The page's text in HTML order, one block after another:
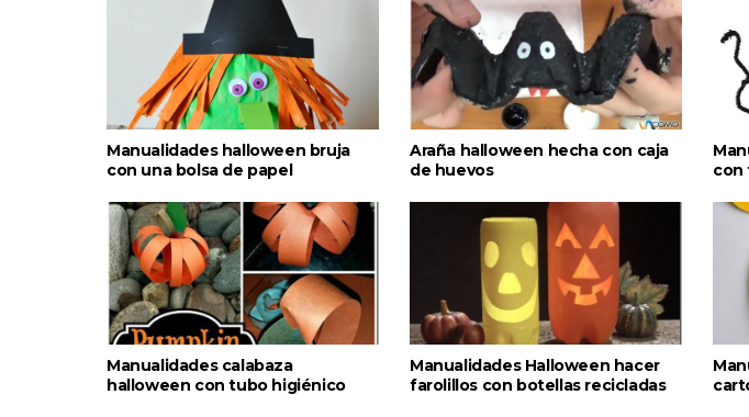
Manualidades halloween bruja
con una bolsa de papel
Araña halloween hecha con caja
de huevos
con
Manualidades calabaza
halloween con tubo higiénico
Manualidades Halloween hacer
farolillos con botellas recicladas